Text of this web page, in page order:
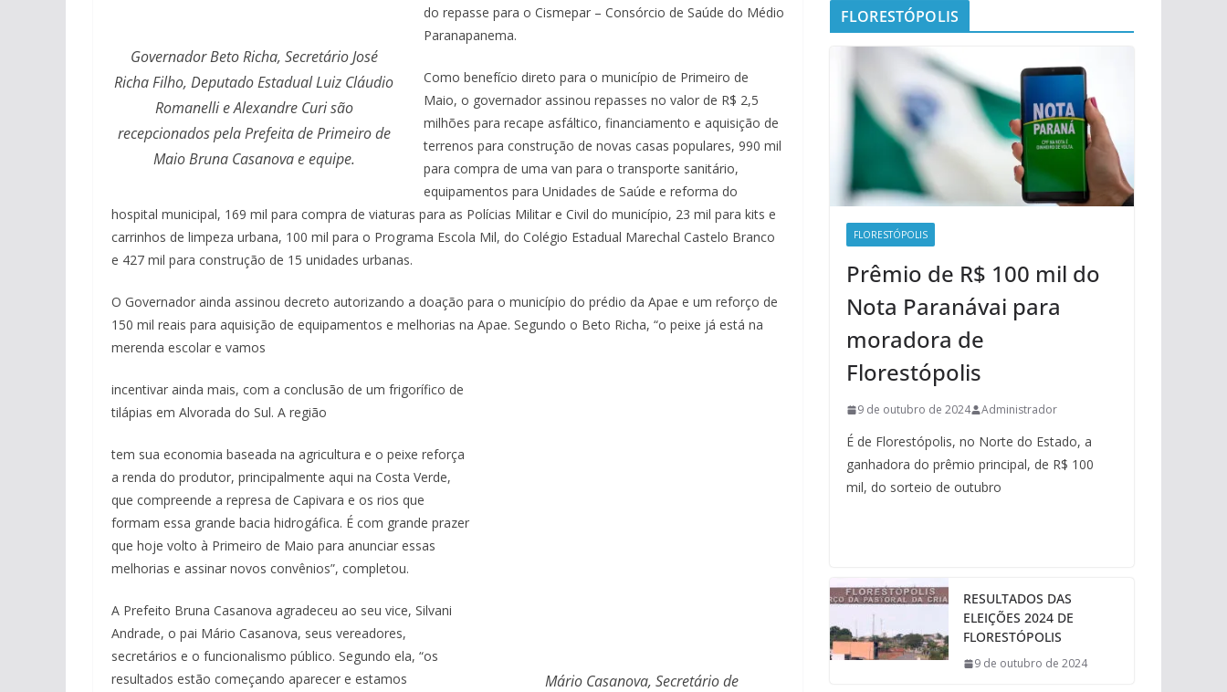
Governador Beto Richa, Secretário José
Richa Filho, Deputado Estadual Luiz Cláudio
Romanelli e Alexandre Curi são
recepcionados pela Prefeita de Primeiro de
Maio Bruna Casanova e equipe.
do repasse para o Cismepar – Consórcio de Saúde do Médio
Paranapanema.
Como benefício direto para o município de Primeiro de
Maio, o governador assinou repasses no valor de R$ 2,5
milhões para recape asfáltico, financiamento e aquisição de
terrenos para construção de novas casas populares, 990 mil
para compra de uma van para o transporte sanitário,
equipamentos para Unidades de Saúde e reforma do
hospital municipal, 169 mil para compra de viaturas para as Polícias Militar e Civil do município, 23 mil para kits e
carrinhos de limpeza urbana, 100 mil para o Programa Escola Mil, do Colégio Estadual Marechal Castelo Branco
e 427 mil para construção de 15 unidades urbanas.
O Governador ainda assinou decreto autorizando a doação para o município do prédio da Apae e um reforço de
150 mil reais para aquisição de equipamentos e melhorias na Apae. Segundo o Beto Richa, “o peixe já está na
merenda escolar e vamos
Mário Casanova, Secretário de
incentivar ainda mais, com a conclusão de um frigorífico de
tilápias em Alvorada do Sul. A região
tem sua economia baseada na agricultura e o peixe reforça
a renda do produtor, principalmente aqui na Costa Verde,
que compreende a represa de Capivara e os rios que
formam essa grande bacia hidrogáfica. É com grande prazer
que hoje volto à Primeiro de Maio para anunciar essas
melhorias e assinar novos convênios”, completou.
A Prefeito Bruna Casanova agradeceu ao seu vice, Silvani
Andrade, o pai Mário Casanova, seus vereadores,
secretários e o funcionalismo público. Segundo ela, “os
resultados estão começando aparecer e estamos
FLORESTÓPOLIS
FLORESTÓPOLIS
Prêmio de R$ 100 mil do
Nota Paranávai para
moradora de
Florestópolis
9 de outubro de 2024 Administrador
É de Florestópolis, no Norte do Estado, a
ganhadora do prêmio principal, de R$ 100
mil, do sorteio de outubro
RESULTADOS DAS
ELEIÇÕES 2024 DE
FLORESTÓPOLIS
9 de outubro de 2024